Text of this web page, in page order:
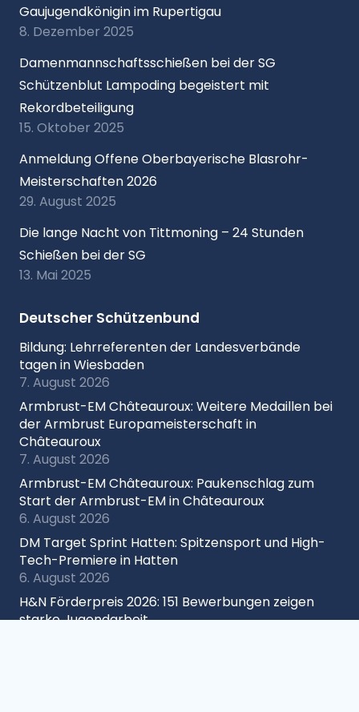
Gaujugendkönigin im Rupertigau
8. Dezember 2025
Damenmannschaftsschießen bei der SG
Schützenblut Lampoding begeistert mit
Rekordbeteiligung
15. Oktober 2025
Anmeldung Offene Oberbayerische Blasrohr-
Meisterschaften 2026
29. August 2025
Die lange Nacht von Tittmoning – 24 Stunden
Schießen bei der SG
13. Mai 2025
Deutscher Schützenbund
Bildung: Lehrreferenten der Landesverbände
tagen in Wiesbaden
7. August 2026
Armbrust-EM Châteauroux: Weitere Medaillen bei
der Armbrust Europameisterschaft in
Châteauroux
7. August 2026
Armbrust-EM Châteauroux: Paukenschlag zum
Start der Armbrust-EM in Châteauroux
6. August 2026
DM Target Sprint Hatten: Spitzensport und High-
Tech-Premiere in Hatten
6. August 2026
H&N Förderpreis 2026: 151 Bewerbungen zeigen
starke Jugendarbeit